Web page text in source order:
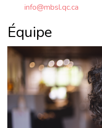
a
info@mbsl.qc.ca
Équipe